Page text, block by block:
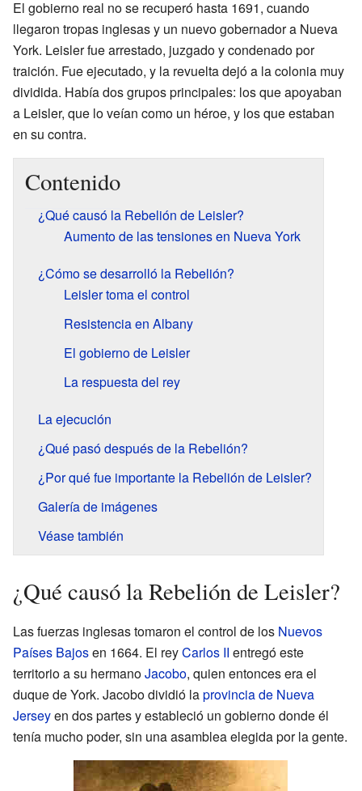
El gobierno real no se recuperó hasta 1691, cuando
llegaron tropas inglesas y un nuevo gobernador a Nueva
York. Leisler fue arrestado, juzgado y condenado por
traición. Fue ejecutado, y la revuelta dejó a la colonia muy
dividida. Había dos grupos principales: los que apoyaban
a Leisler, que lo veían como un héroe, y los que estaban
en su contra.
Contenido
¿Qué causó la Rebelión de Leisler?
Aumento de las tensiones en Nueva York
¿Cómo se desarrolló la Rebelión?
Leisler toma el control
Resistencia en Albany
El gobierno de Leisler
La respuesta del rey
La ejecución
¿Qué pasó después de la Rebelión?
¿Por qué fue importante la Rebelión de Leisler?
Galería de imágenes
Véase también
¿Qué causó la Rebelión de Leisler?
Las fuerzas inglesas tomaron el control de los Nuevos
Países Bajosen 1664. El reyCarlos II entregó este
territorio a su hermanoJacobo, quien entonces era el
duque de York. Jacobo dividió laprovincia de Nueva
Jerseyen dos partes y estableció un gobierno donde él
tenía mucho poder, sin una asamblea elegida por la gente.